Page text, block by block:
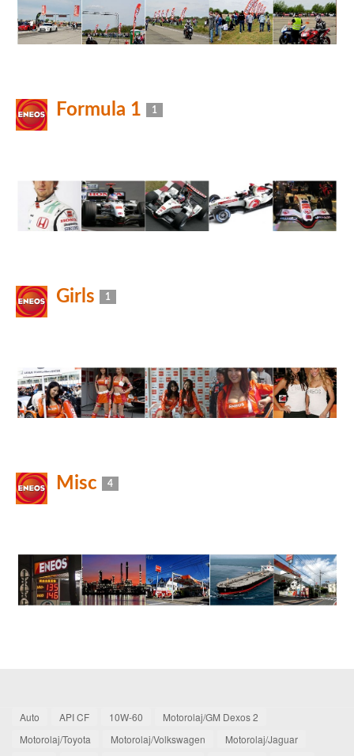
Formula 1 1
Girls 1
Misc 4
Auto API CF 10W-60
Motorolaj/GM Dexos 2
Motorolaj/Toyota
Motorolaj/Volkswagen
Motorolaj/Jaguar